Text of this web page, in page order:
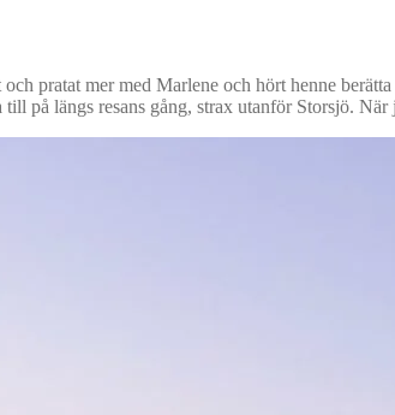
pratat mer med Marlene och hört henne
på längs resans gång, strax utanför Storsjö.